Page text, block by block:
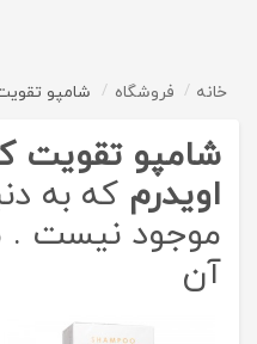
خانه فروشگاه شامپو
شامپو تقویت
اویدرم که به
موجود نیست .
آن